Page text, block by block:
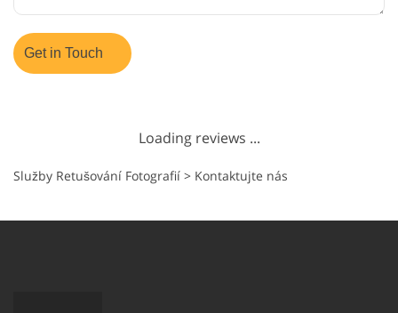
Loading reviews ...
Služby Retušování Fotografií > Kontaktujte nás